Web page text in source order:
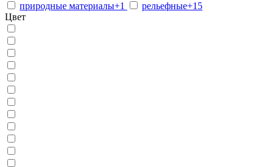
природные материалы+1 рельефные+15
Цвет